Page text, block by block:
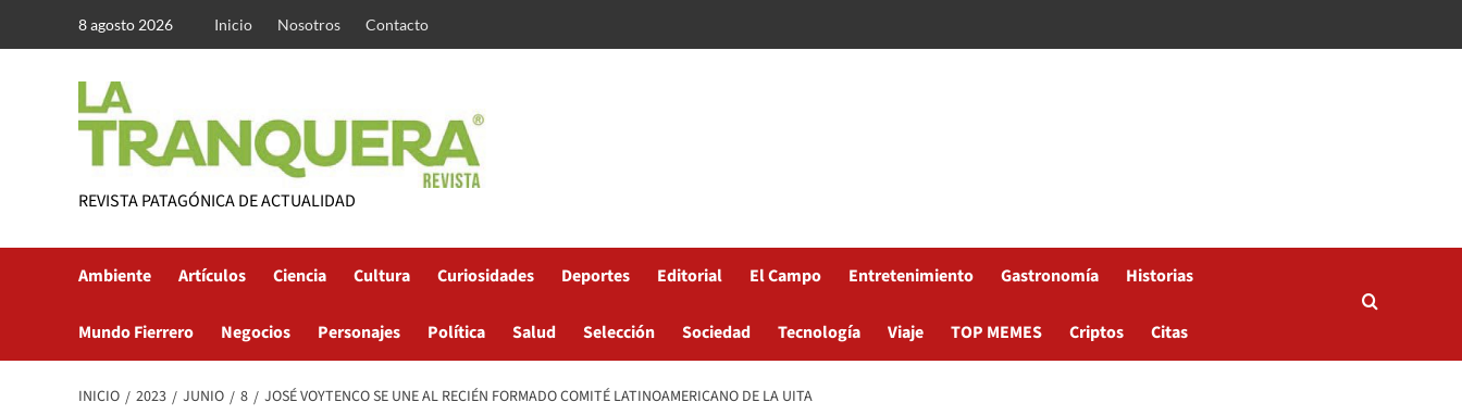
8 agosto 2026 Inicio Nosotros Contacto
REVISTA PATAGÓNICA DE ACTUALIDAD
Ambiente Artículos Ciencia Cultura Curiosidades Deportes Editorial El Campo Entretenimiento Gastronomía Historias
Mundo Fierrero Negocios Personajes Política Salud Selección Sociedad Tecnología Viaje TOP MEMES Criptos Citas
INICIO 2023 JUNIO 8 JOSÉ VOYTENCO SE UNE AL RECIÉN FORMADO COMITÉ LATINOAMERICANO DE LA UITA